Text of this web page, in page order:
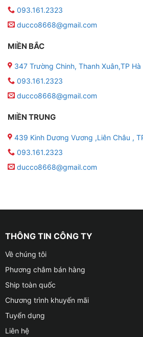
093.161.2323
ducco8668@gmail.com
MIỀN BẮC
347 Trường Chinh, Thanh Xuân,TP Hà
093.161.2323
ducco8668@gmail.com
MIỀN TRUNG
439 Kinh Dương Vương ,Liên Châu ,
093.161.2323
ducco8668@gmail.com
THÔNG TIN CÔNG TY
Về chúng tôi
Phương châm bán hàng
Ship toàn quốc
Chương trình khuyến mãi
Tuyển dụng
Liên hệ